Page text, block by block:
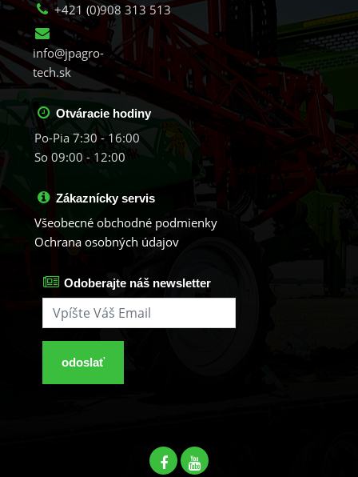
+421 (0)908 313 513
info@jpagro-
tech.sk
Otváracie hodiny
Po-Pia 7:30 - 16:00
So 09:00 - 12:00
Zákaznícky servis
Všeobecné obchodné podmienky
Ochrana osobných údajov
Odoberajte náš newsletter
odoslať